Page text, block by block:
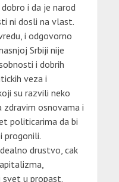
i da je narod
ni dosli na vlast.
i odgovorno
Srbiji nije
i dobrih
veza i
su razvili neko
zdravim osnovama i
politicarima da bi
progonili.
drustvo, cak
u propast.